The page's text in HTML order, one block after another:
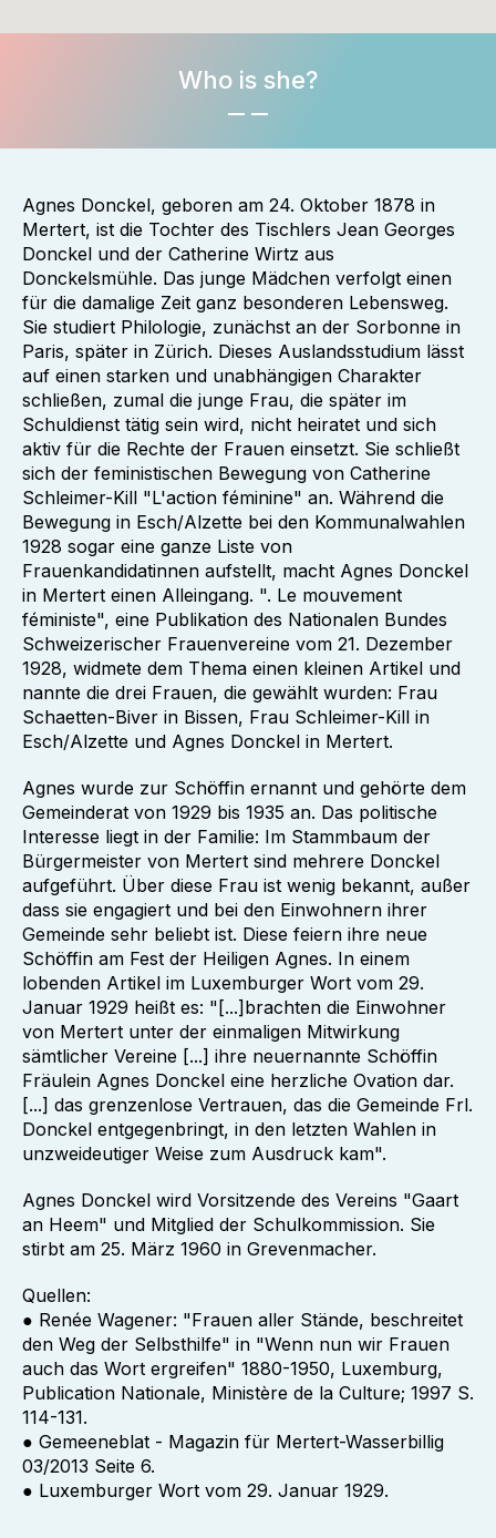
Who is she?
Agnes Donckel, geboren am 24. Oktober 1878 in
Mertert, ist die Tochter des Tischlers Jean Georges
Donckel und der Catherine Wirtz aus
Donckelsmühle. Das junge Mädchen verfolgt einen
für die damalige Zeit ganz besonderen Lebensweg.
Sie studiert Philologie, zunächst an der Sorbonne in
Paris, später in Zürich. Dieses Auslandsstudium lässt
auf einen starken und unabhängigen Charakter
schließen, zumal die junge Frau, die später im
Schuldienst tätig sein wird, nicht heiratet und sich
aktiv für die Rechte der Frauen einsetzt. Sie schließt
sich der feministischen Bewegung von Catherine
Schleimer-Kill "L'action féminine" an. Während die
Bewegung in Esch/Alzette bei den Kommunalwahlen
1928 sogar eine ganze Liste von
Frauenkandidatinnen aufstellt, macht Agnes Donckel
in Mertert einen Alleingang. ". Le mouvement
féministe", eine Publikation des Nationalen Bundes
Schweizerischer Frauenvereine vom 21. Dezember
1928, widmete dem Thema einen kleinen Artikel und
nannte die drei Frauen, die gewählt wurden: Frau
Schaetten-Biver in Bissen, Frau Schleimer-Kill in
Esch/Alzette und Agnes Donckel in Mertert.
Agnes wurde zur Schöffin ernannt und gehörte dem
Gemeinderat von 1929 bis 1935 an. Das politische
Interesse liegt in der Familie: Im Stammbaum der
Bürgermeister von Mertert sind mehrere Donckel
aufgeführt. Über diese Frau ist wenig bekannt, außer
dass sie engagiert und bei den Einwohnern ihrer
Gemeinde sehr beliebt ist. Diese feiern ihre neue
Schöffin am Fest der Heiligen Agnes. In einem
lobenden Artikel im Luxemburger Wort vom 29.
Januar 1929 heißt es: "[...]brachten die Einwohner
von Mertert unter der einmaligen Mitwirkung
sämtlicher Vereine [...] ihre neuernannte Schöffin
Fräulein Agnes Donckel eine herzliche Ovation dar.
[...] das grenzenlose Vertrauen, das die Gemeinde Frl.
Donckel entgegenbringt, in den letzten Wahlen in
unzweideutiger Weise zum Ausdruck kam".
Agnes Donckel wird Vorsitzende des Vereins "Gaart
an Heem" und Mitglied der Schulkommission. Sie
stirbt am 25. März 1960 in Grevenmacher.
Quellen:
● Renée Wagener: "Frauen aller Stände, beschreitet
den Weg der Selbsthilfe" in "Wenn nun wir Frauen
auch das Wort ergreifen" 1880-1950, Luxemburg,
Publication Nationale, Ministère de la Culture; 1997 S.
114-131.
● Gemeeneblat - Magazin für Mertert-Wasserbillig
03/2013 Seite 6.
● Luxemburger Wort vom 29. Januar 1929.